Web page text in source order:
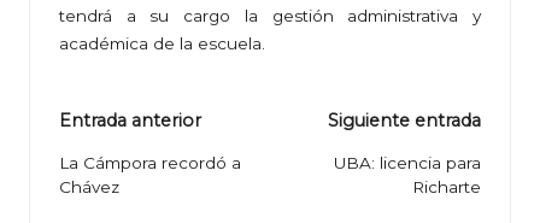
tendrá a su cargo la gestión administrativa y
académica de la escuela.
Navegación
de
entradas
Entrada anterior
La Cámpora recordó a
Chávez
Siguiente entrada
UBA: licencia para
Richarte